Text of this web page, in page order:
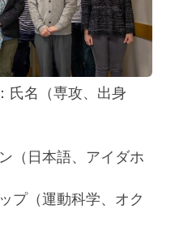
氏名（専攻、出身
（日本語、アイダホ
プ（運動科学、オク